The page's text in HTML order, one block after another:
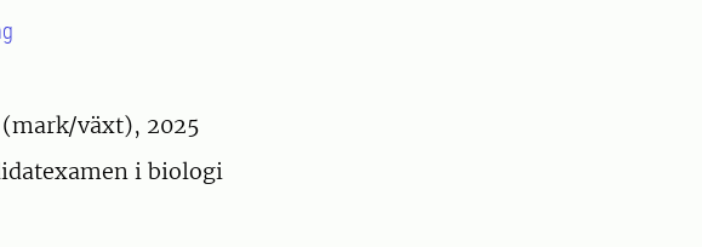
växt), 2025
i biologi